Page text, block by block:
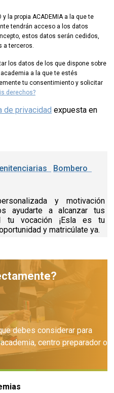
y la propia ACADEMIA a la que te
tendrán acceso a los datos
estos datos serán cedidos,
a terceros.
los datos de los que dispone sobre
a la que te estés
tu consentimiento y solicitar
derechos?
de privacidad expuesta en
Bombero
y motivación
ayudarte a alcanzar tus
tu vocación ¡Esla es tu
y matricúlate ya.
debes considerar para
centro preparador o